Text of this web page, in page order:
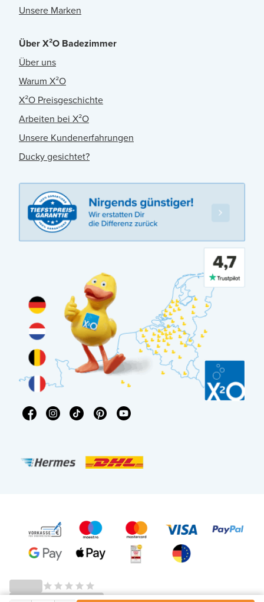
Unsere Marken
Über X²O Badezimmer
Über uns
Warum X²O
X²O Preisgeschichte
Arbeiten bei X²O
Unsere Kundenerfahrungen
Ducky gesichtet?